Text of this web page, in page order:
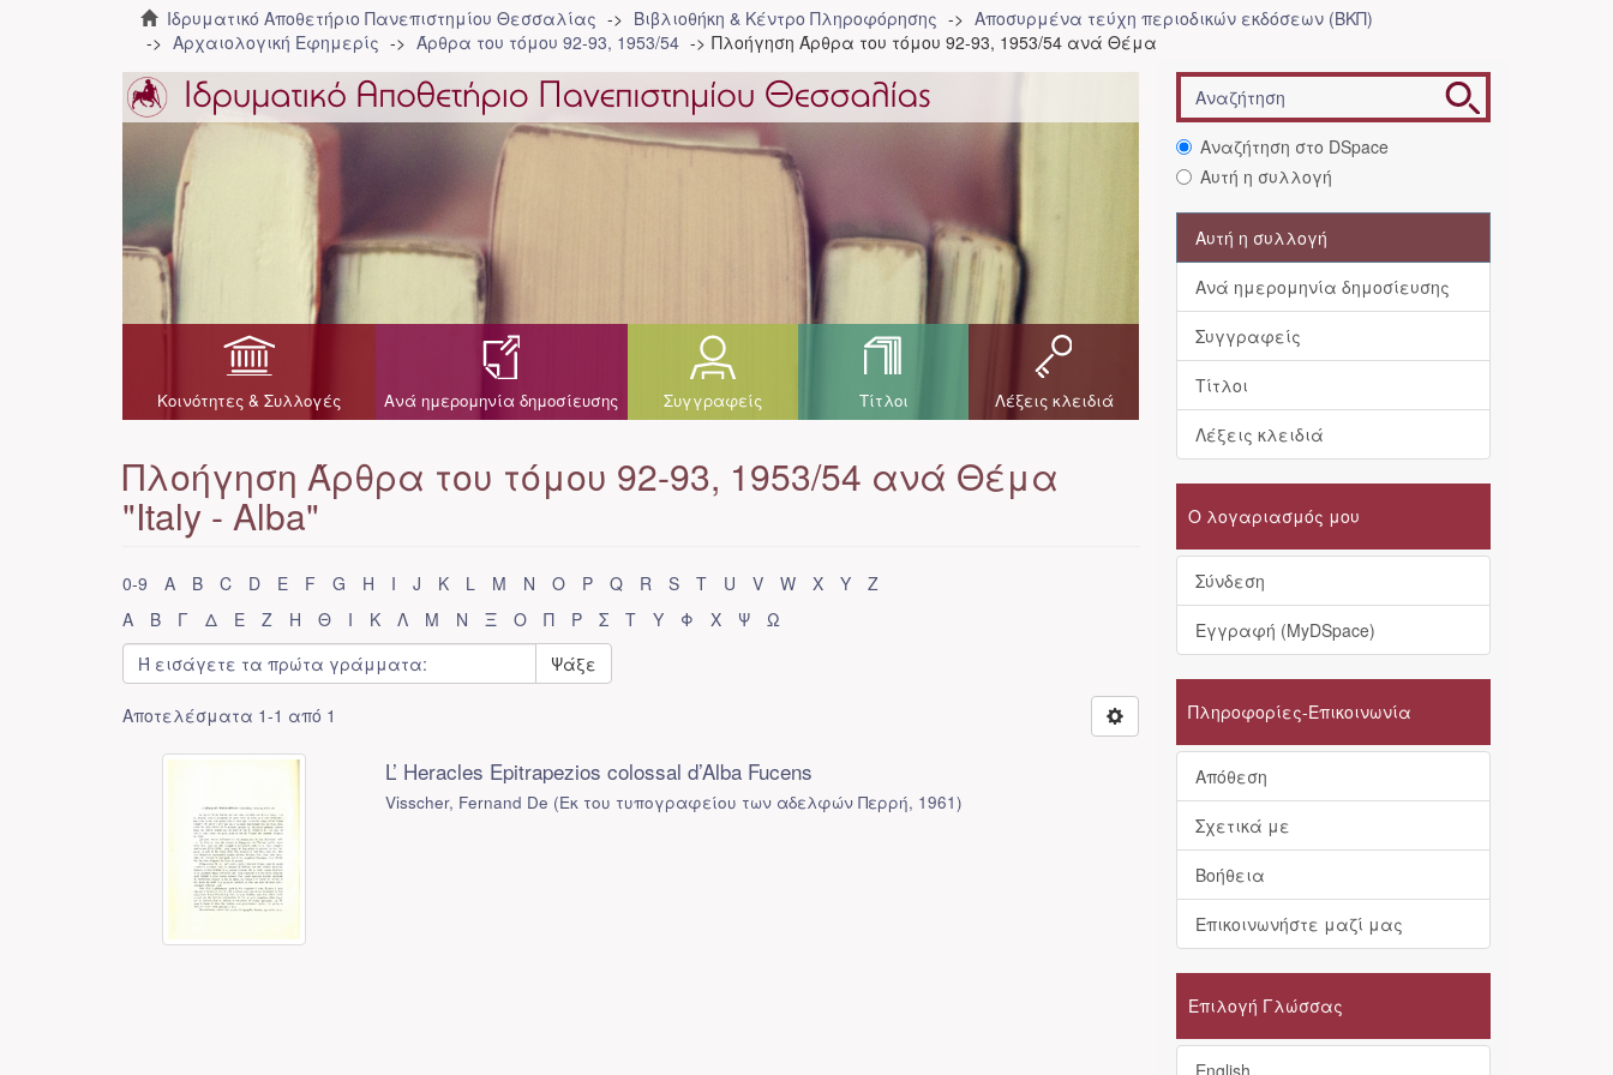
Ιδρυματικό Αποθετήριο Πανεπιστημίου Θεσσαλίας Βιβλιοθήκη & Κέντρο Πληροφόρησης
Αποσυρμένα τεύχη περιοδικών εκδόσεων (ΒΚΠ)
Αρχαιολογική Εφημερίς
Άρθρα του τόμου 92-93, 1953/54 Πλοήγηση Άρθρα του τόμου 92-93, 1953/54 ανά Θέμα
Κοινότητες & Συλλογές Ανά ημερομηνία δημοσίευσης Συγγραφείς Τίτλοι Λέξεις κλειδιά
Πλοήγηση Άρθρα του τόμου 92-93, 1953/54 ανά Θέμα
"Italy - Alba"
0-9 A B C D E F G H I J K L M N O P Q R S T U V W X Y
Z
Α
Β Γ Δ Ε Ζ Η Θ Ι Κ Λ Μ Ν Ξ Ο Π Ρ Σ Τ Υ Φ Χ Ψ
Ω
Ψάξε
Αποτελέσματα 1-1 από 1
L’ Heracles Epitrapezios colossal d’Alba Fucens
Visscher, Fernand De (Εκ του τυπογραφείου των αδελφών Περρή, 1961)
Αναζήτηση στο DSpace
Αυτή η συλλογή
Αυτή η συλλογή
Ανά ημερομηνία δημοσίευσης
Συγγραφείς
Τίτλοι
Λέξεις κλειδιά
Ο λογαριασμός μου
Σύνδεση
Εγγραφή (MyDSpace)
Πληροφορίες-Επικοινωνία
Απόθεση
Σχετικά με
Βοήθεια
Επικοινωνήστε μαζί μας
Επιλογή Γλώσσας
English